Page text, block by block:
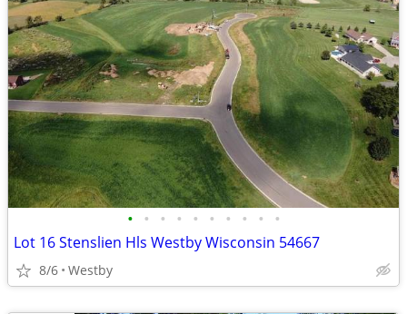
• • • • • • • • • •
Lot 16 Stenslien Hls Westby Wisconsin 54667
8/6 Westby